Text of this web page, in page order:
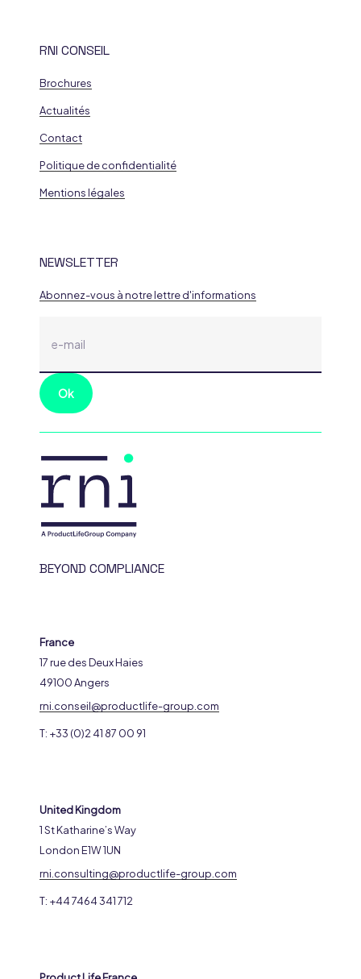
RNI CONSEIL
Brochures
Actualités
Contact
Politique de confidentialité
Mentions légales
NEWSLETTER
Abonnez-vous à notre lettre d'informations
BEYOND COMPLIANCE
France
17 rue des Deux Haies
49100 Angers
rni.conseil@productlife-group.com
T: +33 (0)2 41 87 00 91
United Kingdom
1 St Katharine’s Way
London E1W 1UN
rni.consulting@productlife-group.com
T: +44 7464 341 712